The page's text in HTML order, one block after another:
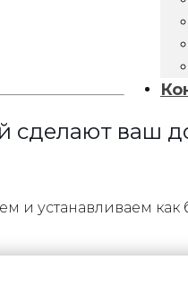
сделают ваш
и устанавливаем